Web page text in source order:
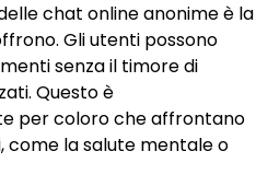
chat online anonime è la
Gli utenti possono
senza il timore di
Questo è
per coloro che affrontano
come la salute mentale o